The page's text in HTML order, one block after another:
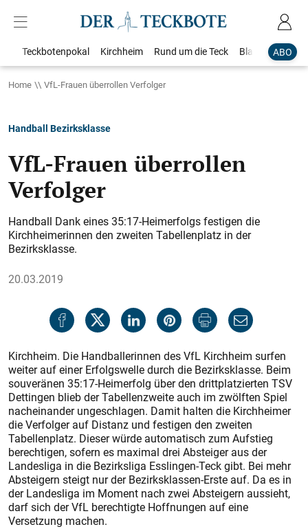
ABO
Teckbotenpokal Kirchheim Rund um die Teck Blaulicht
Home VfL-Frauen überrollen Verfolger
Handball Bezirksklasse
VfL-Frauen überrollen
Verfolger
Handball Dank eines 35:17-Heimerfolgs festigen die
Kirchheimerinnen den zweiten Tabellenplatz in der
Bezirksklasse.
20.03.2019
Kirchheim. Die Handballerinnen des VfL Kirchheim surfen
weiter auf einer Erfolgswelle durch die Bezirksklasse. Beim
souveränen 35:17-Heimerfolg über den drittplatzierten TSV
Dettingen blieb der Tabellenzweite auch im zwölften Spiel
nacheinander ungeschlagen. Damit halten die Kirchheimer
die Verfolger auf Distanz und festigen den zweiten
Tabellenplatz. Dieser würde automatisch zum Aufstieg
berechtigen, sofern es maximal drei Absteiger aus der
Landesliga in die Bezirksliga Esslingen-Teck gibt. Bei mehr
Absteigern steigt nur der Bezirksklassen-Erste auf. Da es in
der Landesliga im Moment nach zwei Absteigern aussieht,
darf sich der VfL berechtigte Hoffnungen auf eine
Versetzung machen.